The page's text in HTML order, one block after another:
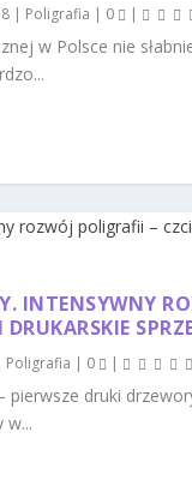
| Poligrafia | 0 |
w Polsce nie
INTENSYWNY
Poligrafia | 0 |
pierwsze druki
w...